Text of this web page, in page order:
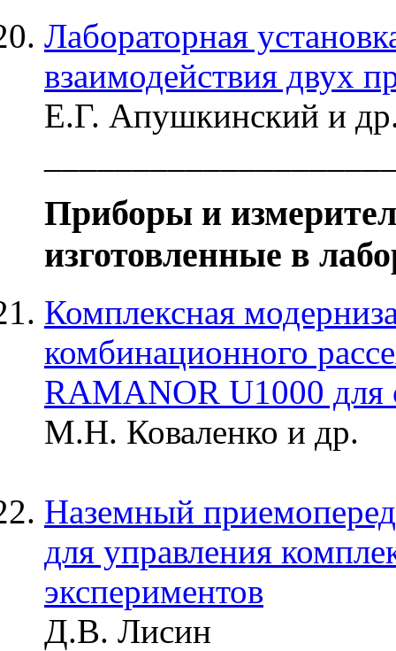
Лабораторная
взаимодействия двух
Е.Г. Апушкинский и
Приборы и
изготовленные в
Комплексная
комбинационного
RAMANOR U1000 для
М.Н. Коваленко и др.
Наземный
для управления
экспериментов
Д.В. Лисин